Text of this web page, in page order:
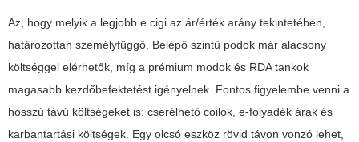
Az, hogy melyik a legjobb e cigi az ár/érték arány tekintetében,
határozottan személyfüggő. Belépő szintű podok már alacsony
költséggel elérhetők, míg a prémium modok és RDA tankok
magasabb kezdőbefektetést igényelnek. Fontos figyelembe venni a
hosszú távú költségeket is: cserélhető coilok, e-folyadék árak és
karbantartási költségek. Egy olcsó eszköz rövid távon vonzó lehet,